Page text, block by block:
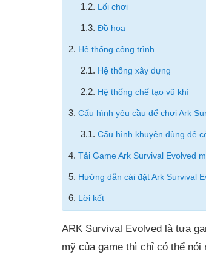
1.2. Lối chơi
1.3. Đồ họa
2. Hệ thống công trình
2.1. Hệ thống xây dựng
2.2. Hệ thống chế tạo vũ khí
3. Cấu hình yêu cầu để chơi Ark
3.1. Cấu hình khuyên dùng để
4. Tải Game Ark Survival Evolved
5. Hướng dẫn cài đặt Ark Survival
6. Lời kết
ARK Survival Evolved là tựa
mỹ của game thì chỉ có thể